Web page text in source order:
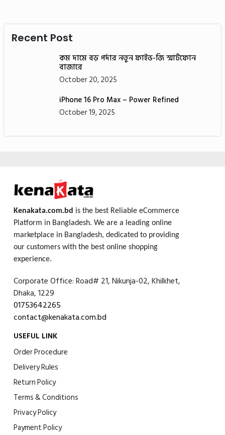
Recent Post
কম দামে বড় পর্দার নতুন ফাইভ-জি স্মার্টফোন
বাজারে
October 20, 2025
iPhone 16 Pro Max – Power Refined
October 19, 2025
Kenakata.com.bd is the best Reliable eCommerce
Platform in Bangladesh. We are a leading online
marketplace in Bangladesh, dedicated to providing
our customers with the best online shopping
experience.
Corporate Office: Road# 21, Nikunja-02, Khilkhet,
Dhaka, 1229
01753642265
contact@kenakata.com.bd
USEFUL LINK
Order Procedure
Delivery Rules
Return Policy
Terms & Conditions
Privacy Policy
Payment Policy